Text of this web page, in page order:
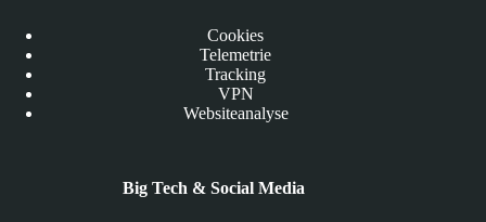
Cookies
Telemetrie
Tracking
VPN
Websiteanalyse
Big Tech & Social Media